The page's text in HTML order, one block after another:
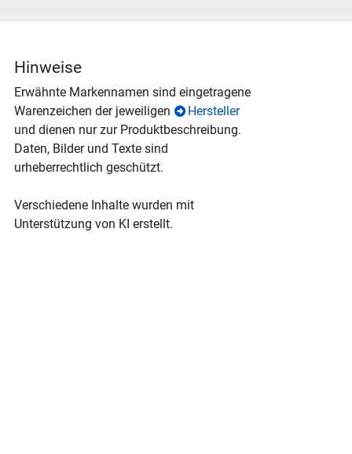
Hinweise
Erwähnte Markennamen sind eingetragene
Warenzeichen der jeweiligen
Hersteller
und dienen nur zur Produktbeschreibung.
Daten, Bilder und Texte sind
urheberrechtlich geschützt.
Verschiedene Inhalte wurden mit
Unterstützung von KI erstellt.